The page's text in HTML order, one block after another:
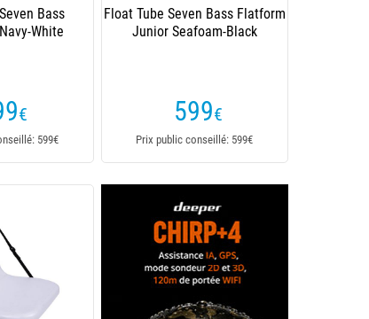
Bass
White
€
599€
Float Tube Seven Bass Flatform
Junior Seafoam-Black
599€
Prix public conseillé: 599€